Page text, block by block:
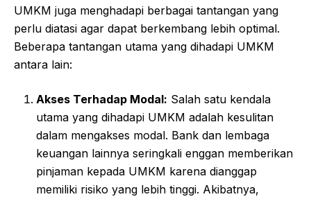
UMKM juga menghadapi berbagai tantangan yang
perlu diatasi agar dapat berkembang lebih optimal.
Beberapa tantangan utama yang dihadapi UMKM
antara lain:
Akses Terhadap Modal: Salah satu kendala
utama yang dihadapi UMKM adalah kesulitan
dalam mengakses modal. Bank dan lembaga
keuangan lainnya seringkali enggan memberikan
pinjaman kepada UMKM karena dianggap
memiliki risiko yang lebih tinggi. Akibatnya,